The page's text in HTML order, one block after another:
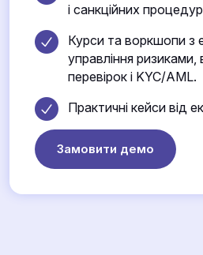
і санкційних
Курси та воркшопи з
управління ризиками,
перевірок і KYC/AML.
Практичні кейси від
Замовити демо